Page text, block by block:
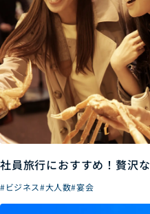
社員旅行におすすめ！贅沢
#ビジネス#大人数#宴会